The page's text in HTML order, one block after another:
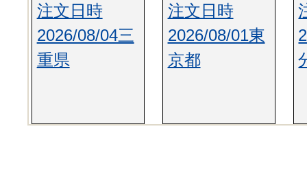
注文日時
2026/08/04三
重県
注文日時
2026/08/01東
京都